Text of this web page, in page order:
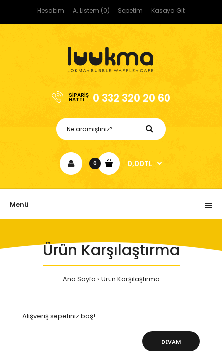
Hesabım A. Listem (0) Sepetim Kasaya Git
SIPARIŞ
HATTI 0 332 320 20 60
0 0,00TL
Menü
Ürün Karşılaştırma
Ana Sayfa Ürün Karşılaştırma
Alışveriş sepetiniz boş!
DEVAM